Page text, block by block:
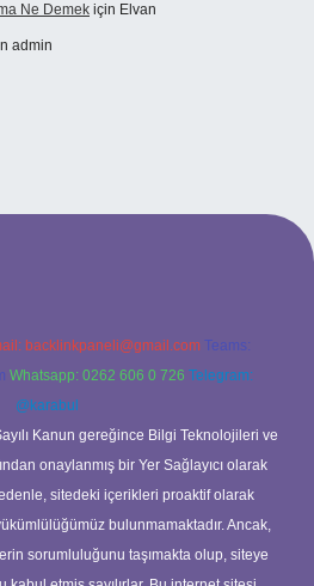
Ne Demek için Elvan
admin
backlinkpaneli@gmail.com Teams:
Whatsapp: 0262 606 0 726 Telegram:
@karabul
Kanun gereğince Bilgi Teknolojileri ve
onaylanmış bir Yer Sağlayıcı olarak
sitedeki içerikleri proaktif olarak
bulunmamaktadır. Ancak,
sorumluluğunu taşımakta olup, siteye